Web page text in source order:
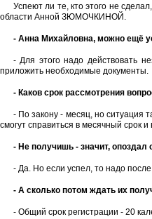
Успеют ли те, кто этого не
области Анной ЗЮМОЧКИНОЙ.
- Анна Михайловна, можно ещё
- Для этого надо действовать
приложить необходимые документы.
- Каков срок рассмотрения
- По закону - месяц, но ситуация
смогут справиться в месячный срок
- Не получишь - значит, опоздал
- Да. Но если успел, то надо
- А сколько потом ждать их
- Общий срок регистрации - 20